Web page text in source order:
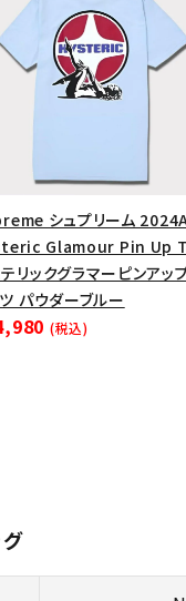
シュプリーム
Glamour Pin Up
リックグラマーピンアッ
パウダーブルー
(税込)